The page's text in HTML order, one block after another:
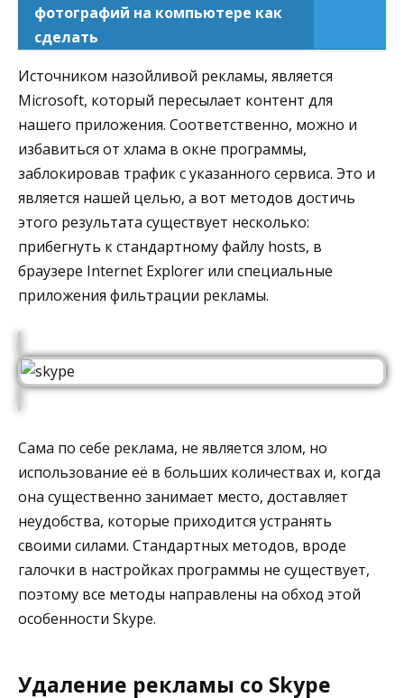
фотографий на компьютере как
сделать
Источником назойливой рекламы, является
Microsoft, который пересылает контент для
нашего приложения. Соответственно, можно и
избавиться от хлама в окне программы,
заблокировав трафик с указанного сервиса. Это и
является нашей целью, а вот методов достичь
этого результата существует несколько:
прибегнуть к стандартному файлу hosts, в
браузере Internet Explorer или специальные
приложения фильтрации рекламы.
Сама по себе реклама, не является злом, но
использование её в больших количествах и, когда
она существенно занимает место, доставляет
неудобства, которые приходится устранять
своими силами. Стандартных методов, вроде
галочки в настройках программы не существует,
поэтому все методы направлены на обход этой
особенности Skype.
Удаление рекламы со Skype